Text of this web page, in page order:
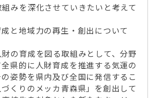
みを深化させていきたいと考えて
と地域力の再生・創出について
の育成を図る取組みとして、分野
県的に人財育成を推進する気運の
姿勢を県内及び全国に発信するこ
くりのメッカ青森県」を創出して